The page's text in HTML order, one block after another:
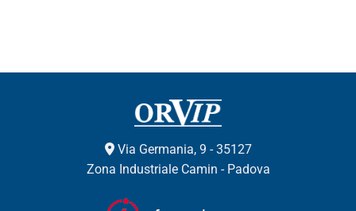
Via Germania, 9 - 35127
Zona Industriale Camin - Padova